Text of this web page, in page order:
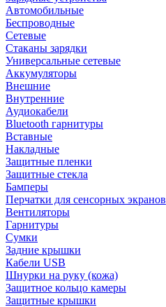
Автомобильные
Беспроводные
Сетевые
Стаканы зарядки
Универсальные сетевые
Аккумуляторы
Внешние
Внутренние
Аудиокабели
Bluetooth гарнитуры
Вставные
Накладные
Защитные пленки
Защитные стекла
Бамперы
Перчатки для сенсорных экранов
Вентиляторы
Гарнитуры
Сумки
Задние крышки
Кабели USB
Шнурки на руку (кожа)
Защитное кольцо камеры
Защитные крышки